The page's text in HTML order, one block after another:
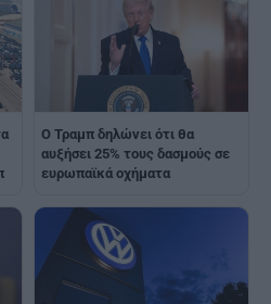
Ο Τραμπ δηλώνει ότι θα
αυξήσει 25% τους δασμούς σε
ευρωπαϊκά οχήματα